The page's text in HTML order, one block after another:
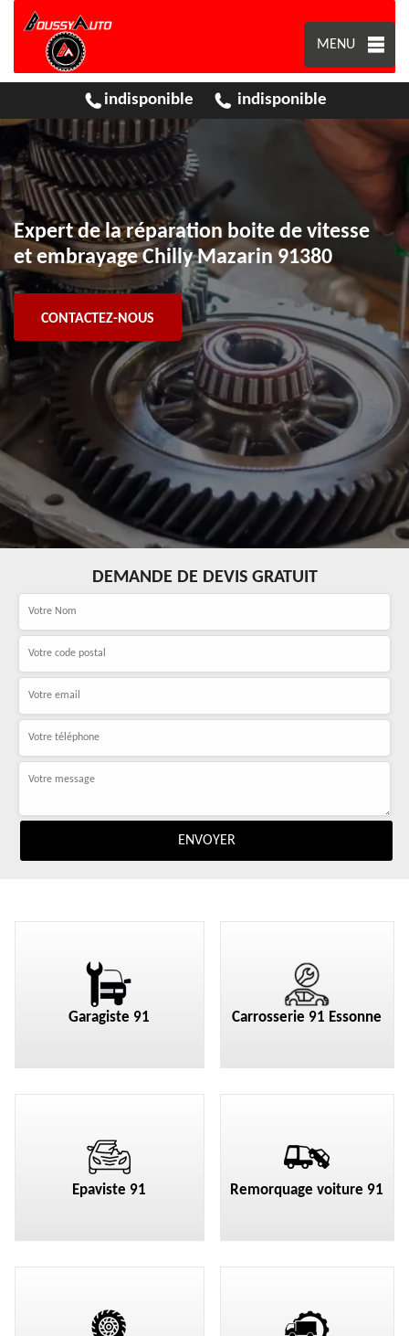
MENU
indisponible indisponible
Expert de la réparation boite de vitesse
et embrayage Chilly Mazarin 91380
CONTACTEZ-NOUS
DEMANDE DE DEVIS GRATUIT
Garagiste 91 Carrosserie 91 Essonne
Epaviste 91 Remorquage voiture 91